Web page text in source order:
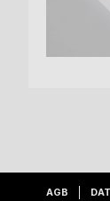
AGB